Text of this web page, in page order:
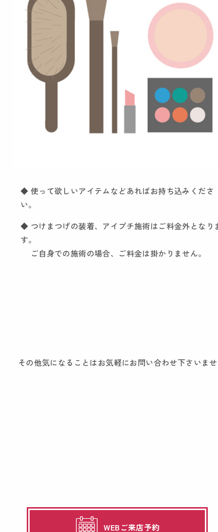
◆ 使って欲しいアイテムなどあればお持ち込みくださ
い。
◆ つけまつげの装着、アイプチ施術はご料金外となり
す。
ご自身での施術の場合、ご料金は掛かりません。
その他気になることはお気軽にお問い合わせ下さいま
WEBご来店予約